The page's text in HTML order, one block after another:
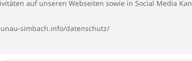
auf unseren Webseiten sowie in Social Media
simbach.info/datenschutz/